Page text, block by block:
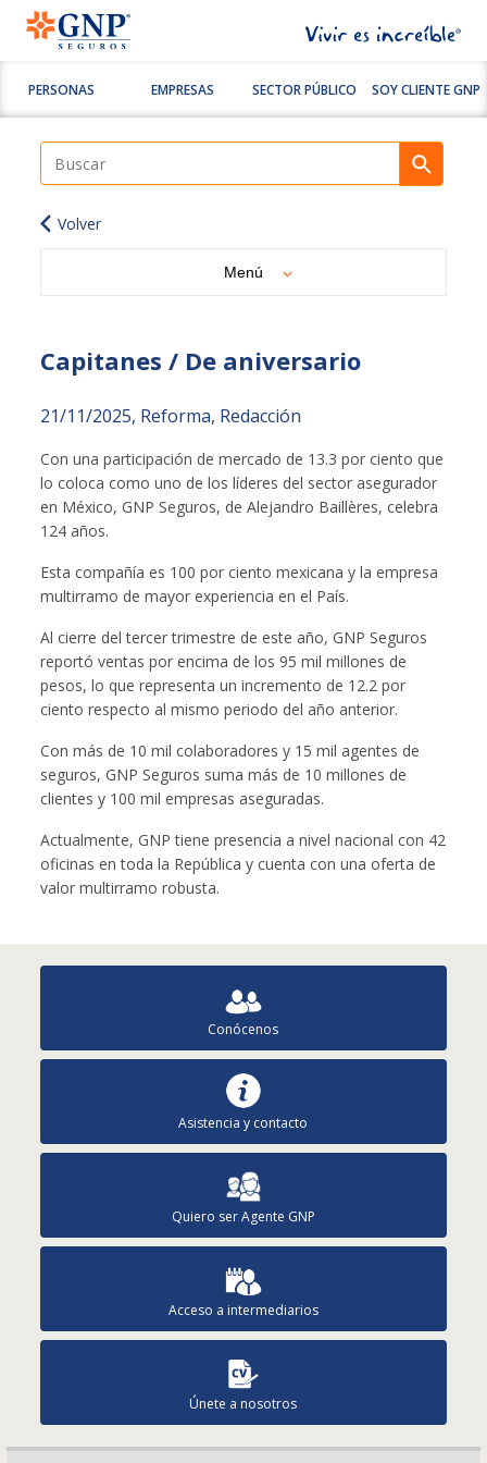
PERSONAS EMPRESAS SECTOR PÚBLICO SOY CLIENTE GNP
Volver
Menú
Capitanes / De aniversario
21/11/2025, Reforma, Redacción
Con una participación de mercado de 13.3 por ciento que
lo coloca como uno de los líderes del sector asegurador
en México, GNP Seguros, de Alejandro Baillères, celebra
124 años.
Esta compañía es 100 por ciento mexicana y la empresa
multirramo de mayor experiencia en el País.
Al cierre del tercer trimestre de este año, GNP Seguros
reportó ventas por encima de los 95 mil millones de
pesos, lo que representa un incremento de 12.2 por
ciento respecto al mismo periodo del año anterior.
Con más de 10 mil colaboradores y 15 mil agentes de
seguros, GNP Seguros suma más de 10 millones de
clientes y 100 mil empresas aseguradas.
Actualmente, GNP tiene presencia a nivel nacional con 42
oficinas en toda la República y cuenta con una oferta de
valor multirramo robusta.
Conócenos
Asistencia y contacto
Quiero ser Agente GNP
Acceso a intermediarios
Únete a nosotros